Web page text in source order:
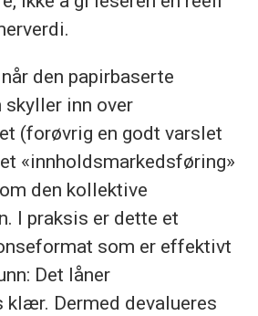
den papirbaserte
skyller inn over
(forøvrig en godt varslet
«innholdsmarkedsføring»
den kollektive
I praksis er dette et
som er effektivt
Det låner
klær. Dermed devalueres